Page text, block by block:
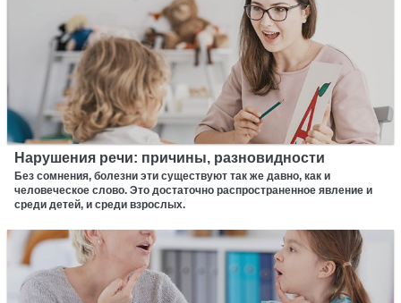
Нарушения речи: причины, разновидности
Без сомнения, болезни эти существуют так же давно, как и
человеческое слово. Это достаточно распространенное явление и
среди детей, и среди взрослых.